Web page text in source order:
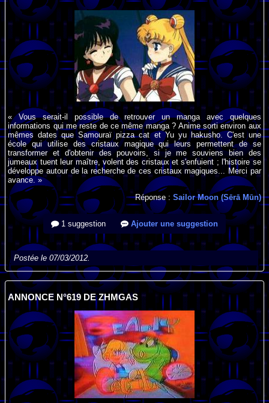
« Vous serait-il possible de retrouver un manga avec quelques
informations qui me reste de ce même manga ? Anime sorti environ aux
mêmes dates que Samouraï pizza cat et Yu yu hakusho. C'est une
école qui utilise des cristaux magique qui leurs permettent de se
transformer et d'obtenir des pouvoirs, si je me souviens bien des
jumeaux tuent leur maître, volent des cristaux et s'enfuient ; l'histoire se
développe autour de la recherche de ces cristaux magiques... Merci par
avance. »
Réponse : Sailor Moon (Sērā Mūn)
1 suggestion Ajouter une suggestion
Postée le 07/03/2012.
ANNONCE N°619 DE ZHMGAS